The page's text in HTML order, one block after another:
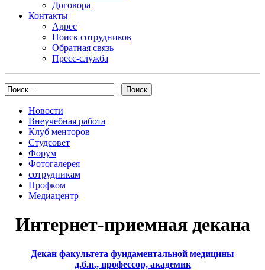
Договора
Контакты
Адрес
Поиск сотрудников
Обратная связь
Пресс-служба
Новости
Внеучебная работа
Клуб менторов
Студсовет
Форум
Фотогалерея
сотрудникам
Профком
Медиацентр
Интернет-приемная декана
Декан факультета фундаментальной медицины
д.б.н., профессор, академик